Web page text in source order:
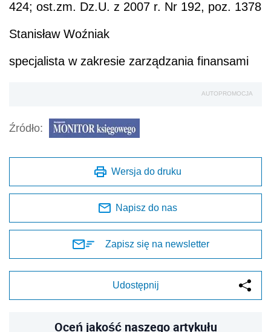
424; ost.zm. Dz.U. z 2007 r. Nr 192, poz. 1378
Stanisław Woźniak
specjalista w zakresie zarządzania finansami
AUTOPROMOCJA
Źródło:
Wersja do druku
Napisz do nas
Zapisz się na newsletter
Udostępnij
Oceń jakość naszego artykułu